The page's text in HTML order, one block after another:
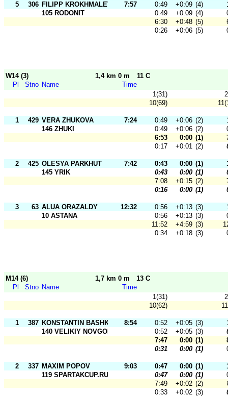
5 306 FILIPP KROKHMALEV 7:57 0:49 +0:09 (4)
105 RODONIT
0:49 +0:09 (4)
6:30
+0:48 (5)
0:26
+0:06 (5)
W14 (3) 1,4 km 0 m
11 C
Pl
Stno Name
Time
1(31)
10(69)
1 429 VERA ZHUKOVA 7:24 0:49 +0:06 (2)
146 ZHUKI
0:49 +0:06 (2)
6:53
0:00 (1)
0:17
+0:01 (2)
2 425 OLESYA PARKHUT 7:42 0:43 0:00 (1)
145 YRIK
0:43 0:00 (1)
7:08
+0:15 (2)
0:16
0:00 (1)
3 63 ALUA ORAZALDY 12:32 0:56 +0:13 (3)
10 ASTANA
0:56 +0:13 (3)
11:52
+4:59 (3)
0:34
+0:18 (3)
M14 (6) 1,7 km 0 m
13 C
Pl
Stno Name
Time
1(31)
10(62)
1 387 KONSTANTIN BASHKO 8:54 0:52 +0:05 (3)
140 VELIKIY NOVGOROD
0:52 +0:05 (3)
7:47
0:00 (1)
0:31
0:00 (1)
2 337 MAXIM POPOV 9:03 0:47 0:00 (1)
119 SPARTAKCUP.RU
0:47 0:00 (1)
7:49
+0:02 (2)
0:33
+0:02 (3)